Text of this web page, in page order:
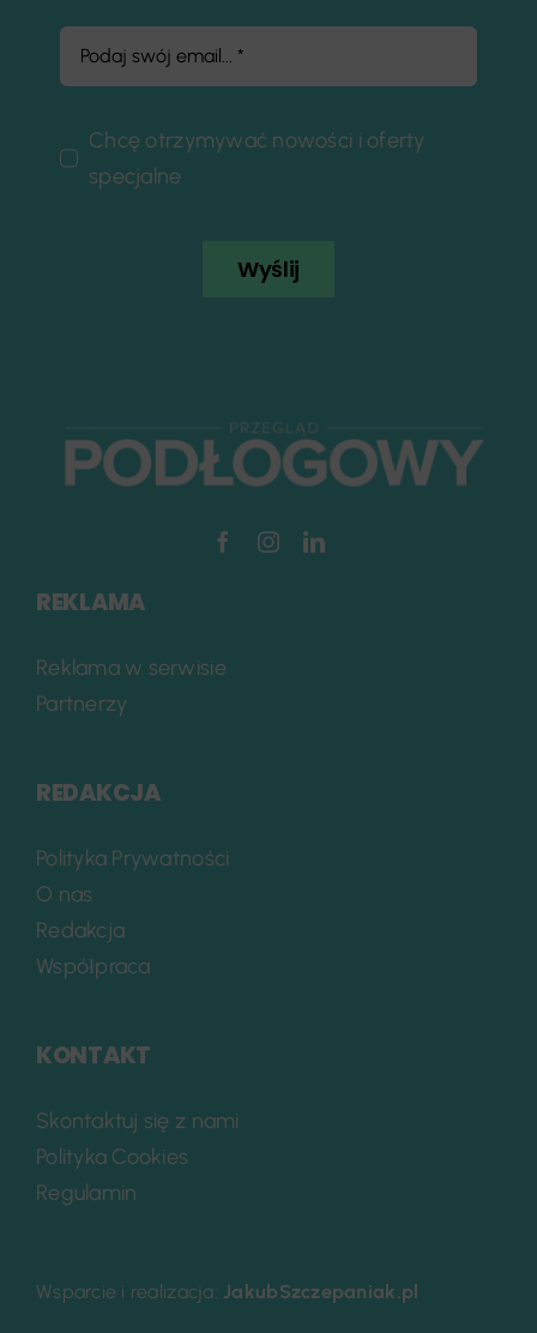
Chcę otrzymywać nowości i oferty
specjalne
Wyślij
REKLAMA
Reklama w serwisie
Partnerzy
REDAKCJA
Polityka Prywatności
O nas
Redakcja
Współpraca
KONTAKT
Skontaktuj się z nami
Polityka Cookies
Regulamin
Wsparcie i realizacja: JakubSzczepaniak.pl